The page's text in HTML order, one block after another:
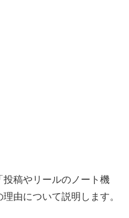
稿やリールのノート機
由について説明します。